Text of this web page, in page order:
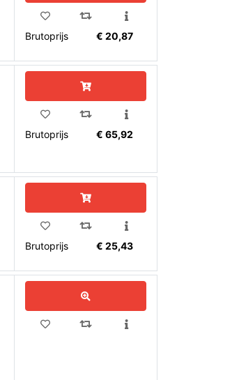
Brutoprijs € 20,87
Brutoprijs € 65,92
Brutoprijs € 25,43